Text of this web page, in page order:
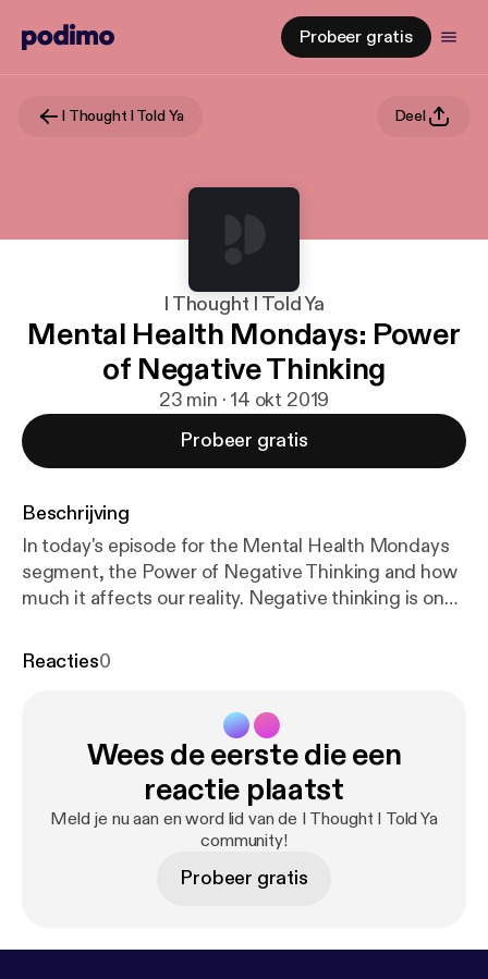
Probeer gratis
I Thought I Told Ya Deel
I Thought I Told Ya
Mental Health Mondays: Power
of Negative Thinking
23 min · 14 okt 2019
Probeer gratis
Beschrijving
In today's episode for the Mental Health Mondays
segment, the Power of Negative Thinking and how
much it affects our reality. Negative thinking is one
our depression. However, the power of thought can
thoughts and how to combat them.
Reacties0
Wees de eerste die een
reactie plaatst
Meld je nu aan en word lid van de I Thought I Told Ya
community!
Probeer gratis